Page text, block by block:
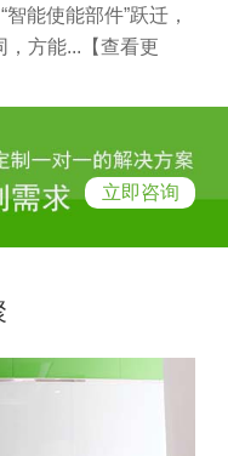
能使能部件”跃迁，
，方能... 【查看更
立即咨询